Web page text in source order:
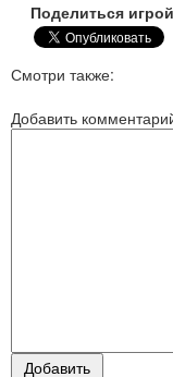
Поделиться
Смотри также:
Добавить